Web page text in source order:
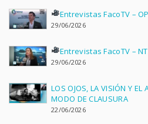
Entrevistas FacoTV –
29/06/2026
Entrevistas FacoTV –
29/06/2026
LOS OJOS, LA VISIÓN Y EL
MODO DE CLAUSURA
22/06/2026